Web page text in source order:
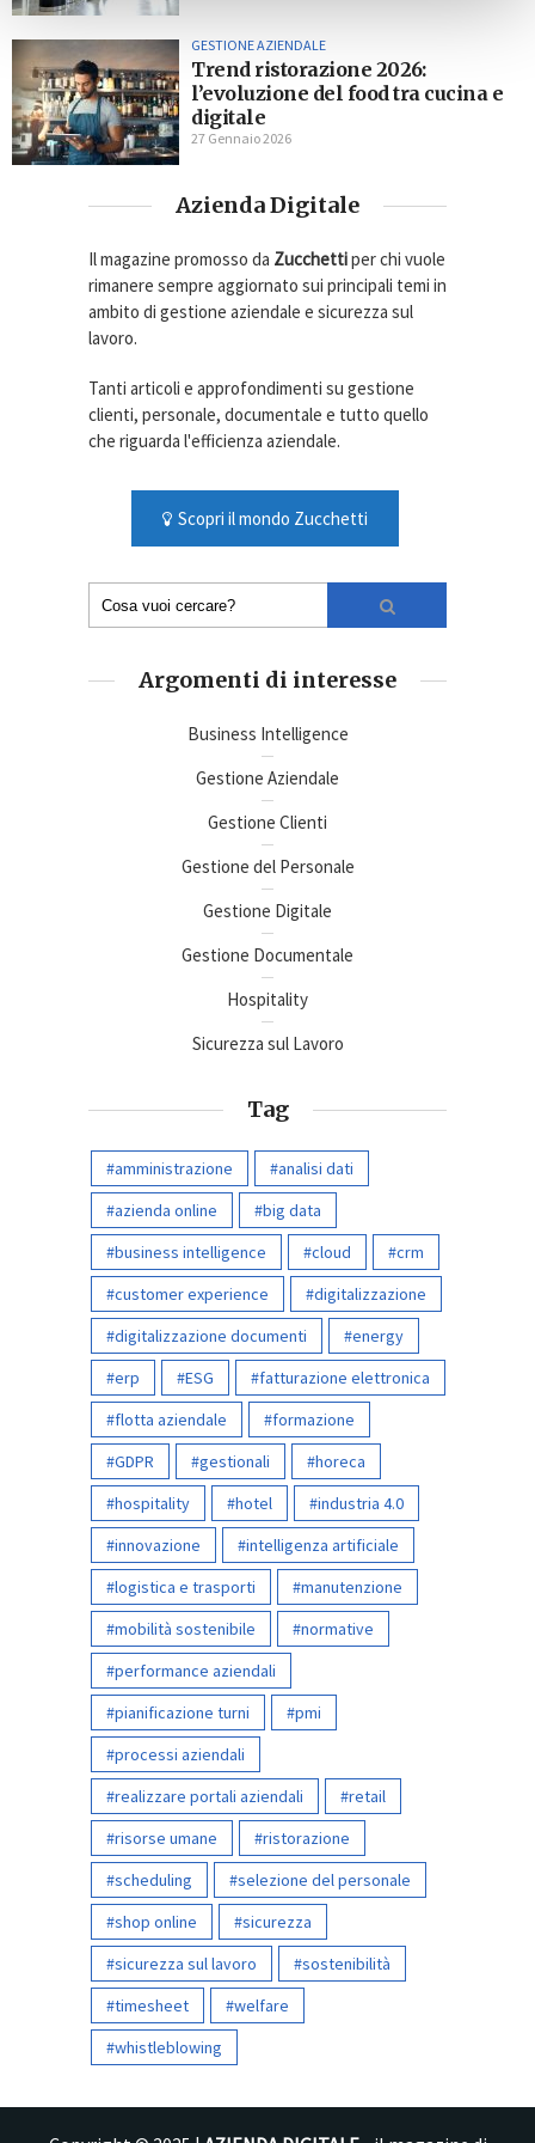
GESTIONE AZIENDALE
Trend ristorazione 2026:
l’evoluzione del food tra cucina e
digitale
27 Gennaio 2026
Azienda Digitale
Il magazine promosso da Zucchettiper chi vuole
rimanere sempre aggiornato sui principali temi in
ambito di gestione aziendale e sicurezza sul
lavoro.
Tanti articoli e approfondimenti su gestione
clienti, personale, documentale e tutto quello
che riguarda l'efficienza aziendale.
Scopri il mondo Zucchetti
Argomenti di interesse
Business Intelligence
Gestione Aziendale
Gestione Clienti
Gestione del Personale
Gestione Digitale
Gestione Documentale
Hospitality
Sicurezza sul Lavoro
Tag
amministrazione
analisi dati
azienda online
big data
business intelligence
cloud
crm
customer experience
digitalizzazione
digitalizzazione documenti
energy
erp
ESG
fatturazione elettronica
flotta aziendale
formazione
GDPR
gestionali
horeca
hospitality
hotel
industria 4.0
innovazione
intelligenza artificiale
logistica e trasporti
manutenzione
mobilità sostenibile
normative
performance aziendali
pianificazione turni
pmi
processi aziendali
realizzare portali aziendali
retail
risorse umane
ristorazione
scheduling
selezione del personale
shop online
sicurezza
sicurezza sul lavoro
sostenibilità
timesheet
welfare
whistleblowing